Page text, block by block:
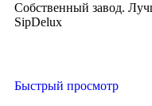
Собственный завод.
SipDelux
Быстрый просмотр